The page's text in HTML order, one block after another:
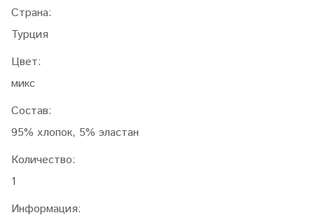
Страна:
Турция
Цвет:
микс
Состав:
95% хлопок, 5% эластан
Количество:
1
Информация: